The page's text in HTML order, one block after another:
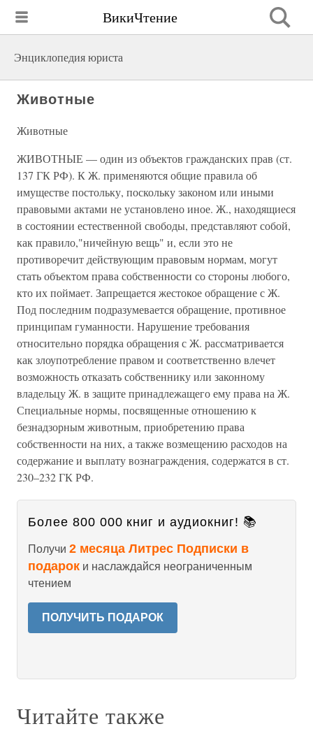
ВикиЧтение
Энциклопедия юриста
Животные
Животные
ЖИВОТНЫЕ — один из объектов гражданских прав (ст.
137 ГК РФ). К Ж. применяются общие правила об
имуществе постольку, поскольку законом или иными
правовыми актами не установлено иное. Ж., находящиеся
в состоянии естественной свободы, представляют собой,
как правило,"ничейную вещь" и, если это не
противоречит действующим правовым нормам, могут
стать объектом права собственности со стороны любого,
кто их поймает. Запрещается жестокое обращение с Ж.
Под последним подразумевается обращение, противное
принципам гуманности. Нарушение требования
относительно порядка обращения с Ж. рассматривается
как злоупотребление правом и соответственно влечет
возможность отказать собственнику или законному
владельцу Ж. в защите принадлежащего ему права на Ж.
Специальные нормы, посвященные отношению к
безнадзорным животным, приобретению права
собственности на них, а также возмещению расходов на
содержание и выплату вознаграждения, содержатся в ст.
230–232 ГК РФ.
Более 800 000 книг и аудиокниг! 📚
Получи 2 месяца Литрес Подписки в
подарок и наслаждайся неограниченным
чтением
ПОЛУЧИТЬ ПОДАРОК
Читайте также